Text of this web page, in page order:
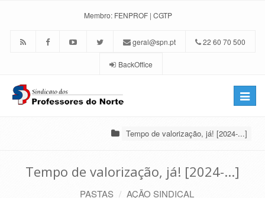
Membro: FENPROF | CGTP
geral@spn.pt 22 60 70 500
BackOffice
Toggle
Tempo de valorização, já! [2024-...]
Tempo de valorização, já! [2024-...]
PASTAS
AÇÃO SINDICAL